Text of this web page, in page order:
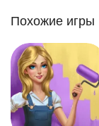
Похожие игры